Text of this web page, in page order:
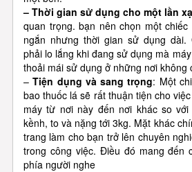
– Thời gian sử dụng cho một lần
quan trọng. bạn nên chọn một
ngắn nhưng thời gian sử dụng dài.
phải lo lắng khi đang sử dụng mà
thoải mái sử dụng ở những nơi không
– Tiện dụng và sang trọng: Một
bao thuốc lá sẽ rất thuận tiện cho
máy từ nơi này đến nơi khác so
kềnh, to và nặng tới 3kg. Mặt khác
trang làm cho bạn trở lên chuyên
trong công việc. Điều đó mang đến
phía người nghe